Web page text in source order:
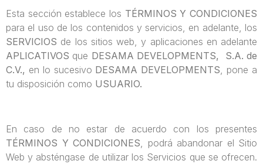
Esta sección establece los TÉRMINOS Y CONDICIONES
para el uso de los contenidos y servicios, en adelante, los
SERVICIOS de los sitios web, y aplicaciones en adelante
APLICATIVOS que DESAMA DEVELOPMENTS, S.A. de
C.V., en lo sucesivo DESAMA DEVELOPMENTS, pone a
tu disposición como USUARIO.
En caso de no estar de acuerdo con los presentes
TÉRMINOS Y CONDICIONES , podrá abandonar el Sitio
Web y absténgase de utilizar los Servicios que se ofrecen.